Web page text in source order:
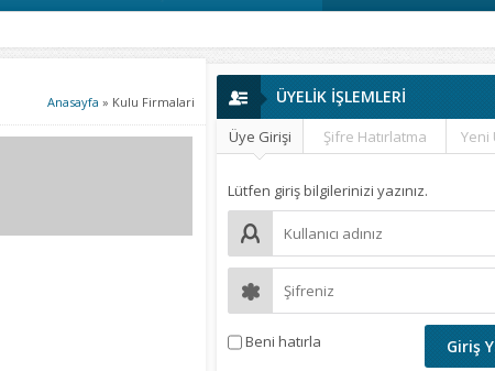
Anasayfa » Kulu Firmalari ÜYELİK İŞLEMLERİ
Üye Girişi Şifre Hatırlatma Yeni
Lütfen giriş bilgilerinizi yazınız.
Beni hatırla